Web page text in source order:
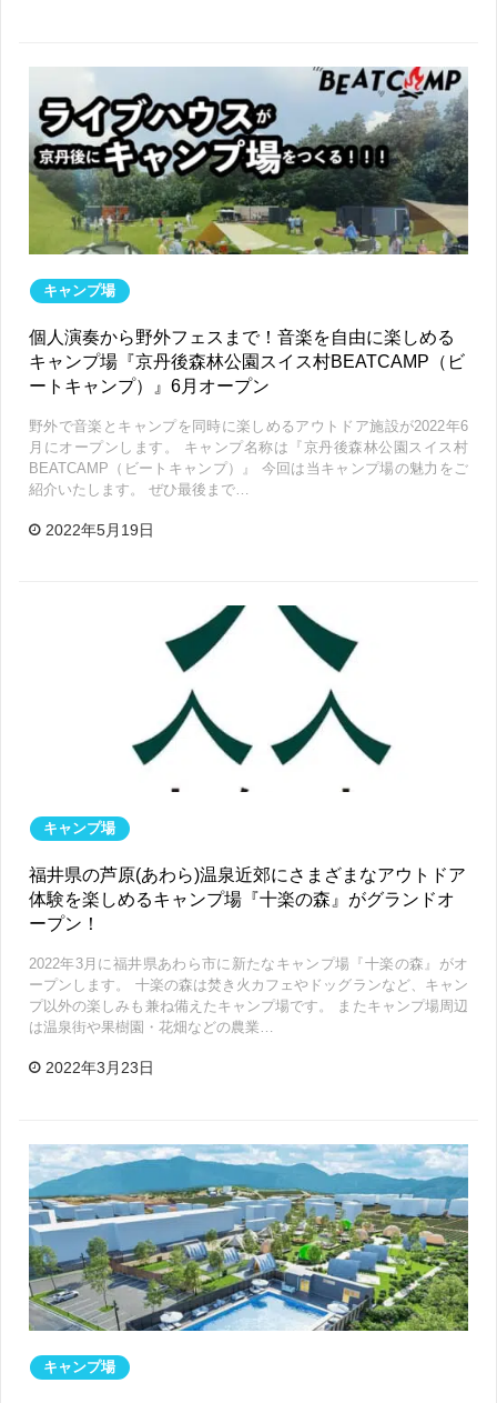
キャンプ場
個人演奏から野外フェスまで！音楽を自由に楽しめる
キャンプ場『京丹後森林公園スイス村BEATCAMP（ビ
ートキャンプ）』6月オープン
野外で音楽とキャンプを同時に楽しめるアウトドア施設が2022年6
月にオープンします。 キャンプ名称は『京丹後森林公園スイス村
BEATCAMP（ビートキャンプ）』 今回は当キャンプ場の魅力をご
紹介いたします。 ぜひ最後まで…
2022年5月19日
キャンプ場
福井県の芦原(あわら)温泉近郊にさまざまなアウトドア
体験を楽しめるキャンプ場『十楽の森』がグランドオ
ープン！
2022年3月に福井県あわら市に新たなキャンプ場『十楽の森』がオ
ープンします。 十楽の森は焚き火カフェやドッグランなど、キャン
プ以外の楽しみも兼ね備えたキャンプ場です。 またキャンプ場周辺
は温泉街や果樹園・花畑などの農業…
2022年3月23日
キャンプ場